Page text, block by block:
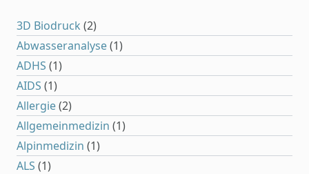
3D Biodruck (2)
Abwasseranalyse(1)
ADHS (1)
AIDS (1)
Allergie(2)
Allgemeinmedizin (1)
Alpinmedizin (1)
ALS (1)